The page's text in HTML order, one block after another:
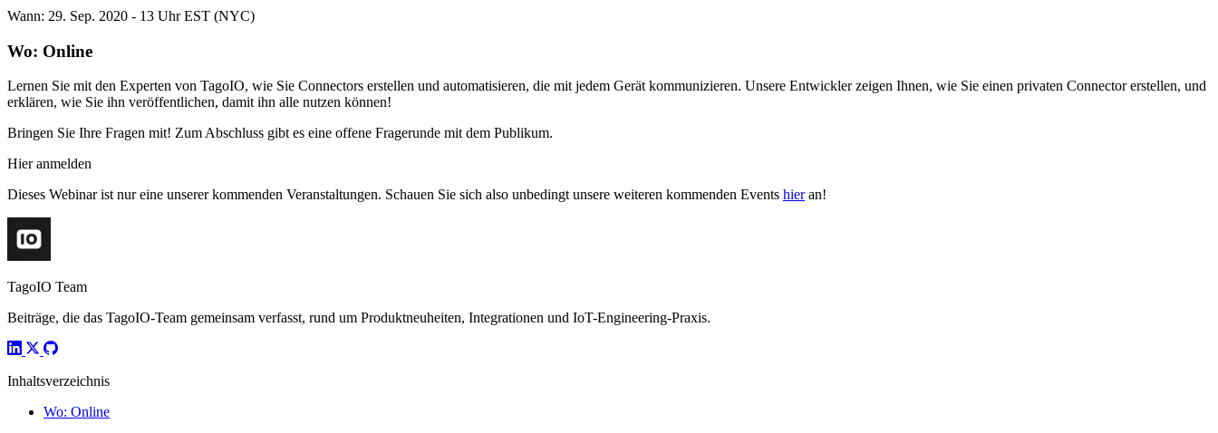
Wann: 29. Sep. 2020 - 13 Uhr EST (NYC)
Wo: Online
Lernen Sie mit den Experten von TagoIO, wie Sie Connectors erstellen und automatisieren, die mit jedem Gerät kommunizieren. Unsere Entwickler zeigen Ihnen, wie Sie einen privaten Connector erstellen, und
erklären, wie Sie ihn veröffentlichen, damit ihn alle nutzen können!
Bringen Sie Ihre Fragen mit! Zum Abschluss gibt es eine offene Fragerunde mit dem Publikum.
Hier anmelden
Dieses Webinar ist nur eine unserer kommenden Veranstaltungen. Schauen Sie sich also unbedingt unsere weiteren kommenden Events hieran!
TagoIO Team
Beiträge, die das TagoIO-Team gemeinsam verfasst, rund um Produktneuheiten, Integrationen und IoT-Engineering-Praxis.
Inhaltsverzeichnis
Wo: Online